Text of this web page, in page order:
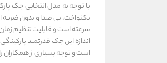
سرعته است و قابلیت تنظیم زمان
است و توجه بسیاری از همکاران